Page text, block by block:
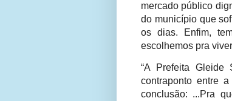
mercado público
do município que
os dias. Enfim,
escolhemos pra
“A Prefeita Gleide
contraponto entre
conclusão: ...Pra